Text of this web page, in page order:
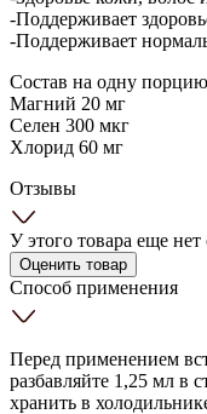
-Поддерживает
-Поддерживает
Состав на одну
Магний 20 мг
Селен 300 мкг
Хлорид 60 мг
Отзывы
У этого товара еще
Оценить товар
Способ применения
Перед применением
разбавляйте 1,25 мл в
хранить в